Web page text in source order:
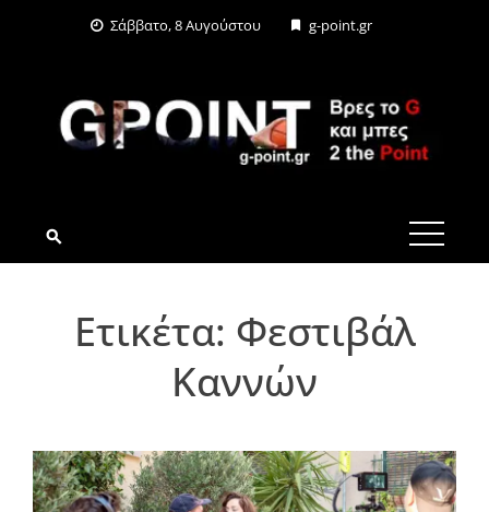
Σάββατο, 8 Αυγούστου g-point.gr
G-POINT.GR
Ετικέτα: Φεστιβάλ
Καννών